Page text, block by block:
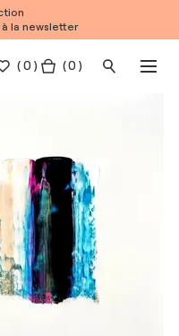
la newsletter
(0 ) ( 0 )